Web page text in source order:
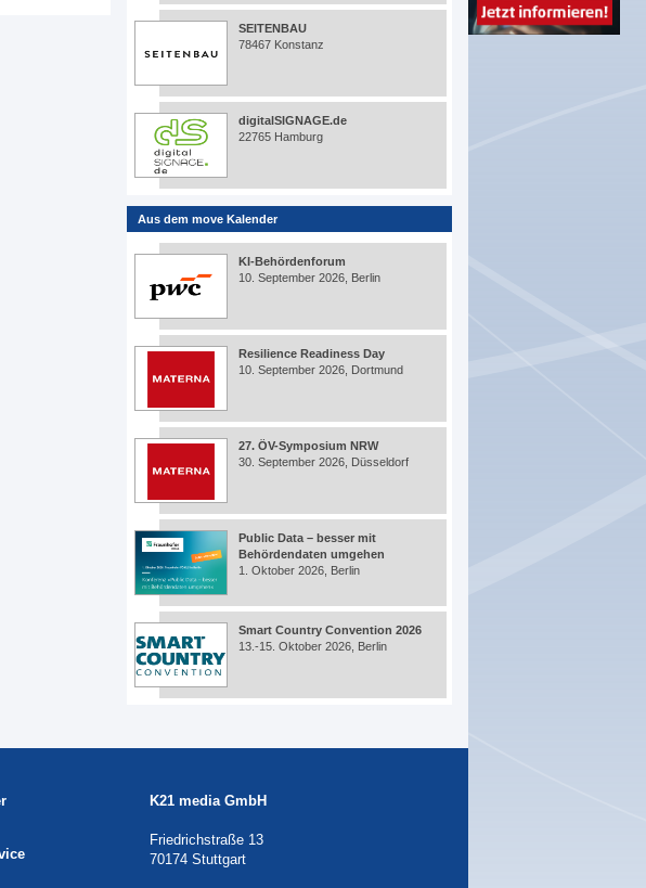
SEITENBAU
78467 Konstanz
digitalSIGNAGE.de
22765 Hamburg
Aus dem move Kalender
KI-Behördenforum
10. September 2026, Berlin
Resilience Readiness Day
10. September 2026, Dortmund
27. ÖV-Symposium NRW
30. September 2026, Düsseldorf
Public Data – besser mit
Behördendaten umgehen
1. Oktober 2026, Berlin
Smart Country Convention 2026
13.-15. Oktober 2026, Berlin
K21 media GmbH
Friedrichstraße 13
70174 Stuttgart